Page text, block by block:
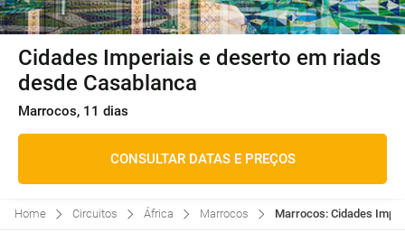
Cidades Imperiais e deserto em riads
desde Casablanca
Marrocos, 11 dias
CONSULTAR DATAS E PREÇOS
Home Circuitos África Marrocos Marrocos: Cidades